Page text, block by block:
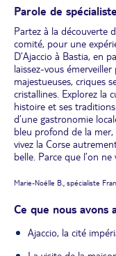
Parole de spécialiste
Partez à la découverte
comité, pour une
D’Ajaccio à Bastia, en
laissez-vous
majestueuses, criques
cristallines. Explorez la
histoire et ses
d’une gastronomie
bleu profond de la
vivez la Corse
belle. Parce que l’on
Marie-Noëlle B., spécialiste
Ce que nous avons
Ajaccio, la cité